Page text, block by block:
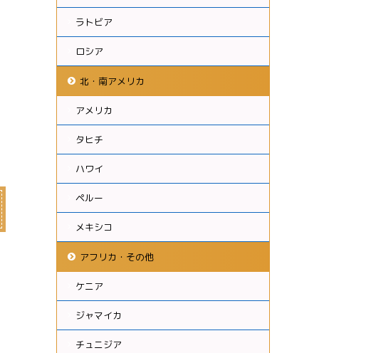
ラトビア
ロシア
北・南アメリカ
アメリカ
タヒチ
ハワイ
ペルー
メキシコ
アフリカ・その他
ケニア
ジャマイカ
チュニジア